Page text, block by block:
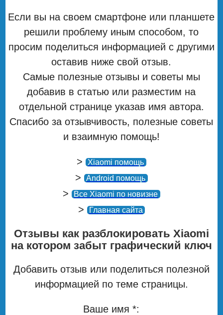
Если вы на своем смартфоне или планшете
решили проблему иным способом, то
просим поделиться информацией с другими
оставив ниже свой отзыв.
Самые полезные отзывы и советы мы
добавив в статью или разместим на
отдельной странице указав имя автора.
Спасибо за отзывчивость, полезные советы
и взаимную помощь!
> Xiaomi помощь
> Android помощь
> Все Xiaomi по новизне
> Главная сайта
Отзывы как разблокировать Xiaomi
на котором забыт графический ключ
Добавить отзыв или поделиться полезной
информацией по теме страницы.
Ваше имя *: